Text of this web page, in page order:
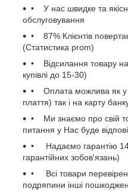
• У нас швидке та
обслуговування
• 87% Клієнтів
(Статистика prom)
• Відсилання товару
купівлі до 15-30)
• Оплата можлива як у
плаття) так і на карту
• Ми знаємо про свій
питання у Нас буде
• Надаємо гарантію 14
гарантійних зобов'язань)
• Всі товари
подряпини інші